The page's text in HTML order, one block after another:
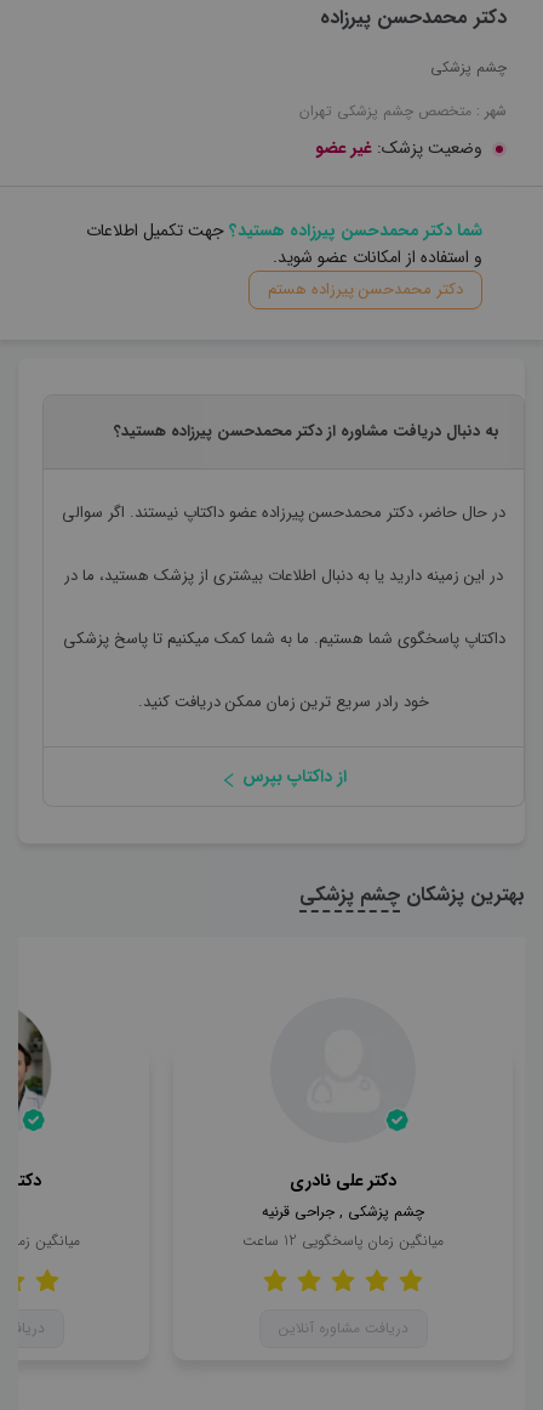
دکتر محمدحسن پیرزاده
چشم پزشکی
شهر : متخصص چشم پزشکی تهران
وضعیت پزشک: غیر عضو
شما دکتر محمدحسن پیرزاده هستید؟جهت تکمیل اطلاعات
و استفاده از امکانات عضو شوید.
دکتر محمدحسن پیرزاده هستم
به دنبال دریافت مشاوره از دکتر محمدحسن پیرزاده هستید؟
در حال حاضر، دکتر محمدحسن پیرزادهعضو داکتاپ نیستند. اگر سوالی
در این زمینه دارید یا به دنبال اطلاعات بیشتری از پزشک هستید، ما در
داکتاپ پاسخگوی شما هستیم. ما به شما کمک میکنیم تا پاسخ پزشکی
خود رادر سریع ترین زمان ممکن دریافت کنید.
از داکتاپ بپرس
بهترین پزشکان چشم پزشکی
دکتر علی نادری
چشم پزشکی , جراحی قرنیه
میانگین زمان پاسخگویی 12 ساعت
دریافت مشاوره آنلاین
دکتر
میانگین